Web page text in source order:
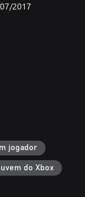
2017
jogador
do Xbox